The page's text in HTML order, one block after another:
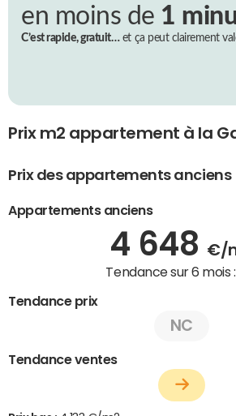
en moins de 1
C’est rapide, gratuit…et ça peut clairement
Prix m2 appartement à la
Prix des appartements anciens
Appartements anciens
4 648 €/
Tendance sur 6 mois :
Tendance prix
NC
Tendance ventes